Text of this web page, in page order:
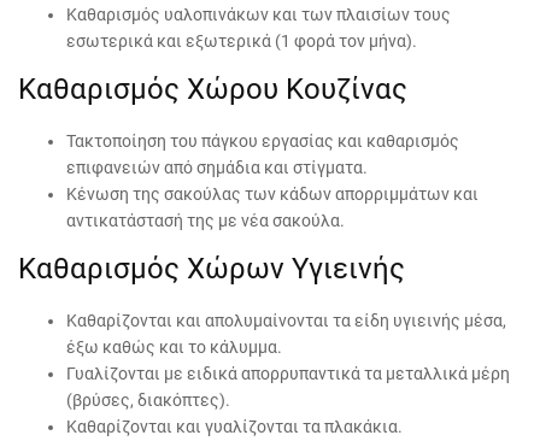
Καθαρισμός υαλοπινάκων και των πλαισίων τους
εσωτερικά και εξωτερικά (1 φορά τον μήνα).
Καθαρισμός Χώρου Κουζίνας
Τακτοποίηση του πάγκου εργασίας και καθαρισμός
επιφανειών από σημάδια και στίγματα.
Κένωση της σακούλας των κάδων απορριμμάτων και
αντικατάστασή της με νέα σακούλα.
Καθαρισμός Χώρων Υγιεινής
Καθαρίζονται και απολυμαίνονται τα είδη υγιεινής μέσα,
έξω καθώς και το κάλυμμα.
Γυαλίζονται με ειδικά απορρυπαντικά τα μεταλλικά μέρη
(βρύσες, διακόπτες).
Καθαρίζονται και γυαλίζονται τα πλακάκια.